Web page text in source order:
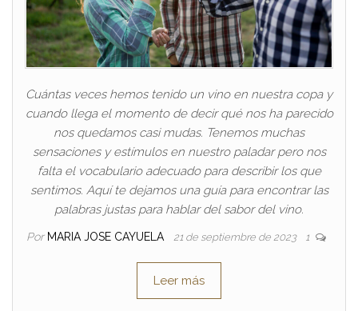
Cuántas veces hemos tenido un vino en nuestra copa y
cuando llega el momento de decir qué nos ha parecido
nos quedamos casi mudas. Tenemos muchas
sensaciones y estímulos en nuestro paladar pero nos
falta el vocabulario adecuado para describir los que
sentimos. Aquí te dejamos una guía para encontrar las
palabras justas para hablar del sabor del vino.
Por MARIA JOSE CAYUELA 21 de septiembre de 2023 1
Leer más